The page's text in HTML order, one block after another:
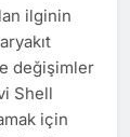
ilginin
değişimler
Shell
için